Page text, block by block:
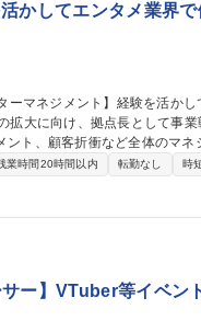
かしてエンタメ業界
ト、顧客折衝など全体のマネ
労務対応 ■プロジェクト管理:
他拠点との人員調整、上層部へ
ンタメ業界で働く
業時間20時間以内 転勤なし
時
ー】VTuber等イベン